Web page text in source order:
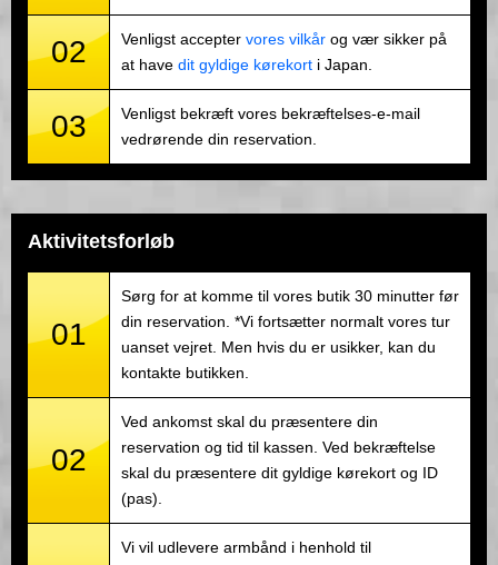
02 Venligst accepter vores vilkår og vær sikker på
at have dit gyldige kørekort i Japan.
03
Venligst bekræft vores bekræftelses-e-mail
vedrørende din reservation.
Aktivitetsforløb
01
Sørg for at komme til vores butik 30 minutter før
din reservation. *Vi fortsætter normalt vores tur
uanset vejret. Men hvis du er usikker, kan du
kontakte butikken.
02
Ved ankomst skal du præsentere din
reservation og tid til kassen. Ved bekræftelse
skal du præsentere dit gyldige kørekort og ID
(pas).
Vi vil udlevere armbånd i henhold til